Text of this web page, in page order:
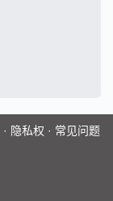
· 隐私权 · 常见问题